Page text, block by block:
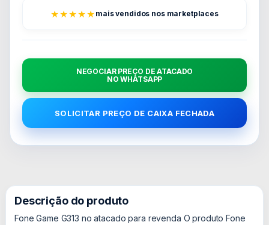
★★★★★ mais vendidos nos marketplaces
NEGOCIAR PREÇO DE ATACADO
NO WHATSAPP
SOLICITAR PREÇO DE CAIXA FECHADA
Descrição do produto
Fone Game G313 no atacado para revenda O produto Fone